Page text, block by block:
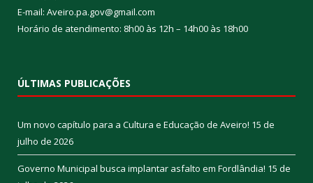
E-mail: Aveiro.pa.gov@gmail.com
Horário de atendimento: 8h00 às 12h – 14h00 às 18h00
ÚLTIMAS PUBLICAÇÕES
Um novo capítulo para a Cultura e Educação de Aveiro! 15 de
julho de 2026
Governo Municipal busca implantar asfalto em Fordlândia! 15 de